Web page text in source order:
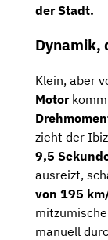
der Stadt.
Dynamik,
Klein, aber
Motor
zieht der
9,5
ausreizt,
von 195
manuell